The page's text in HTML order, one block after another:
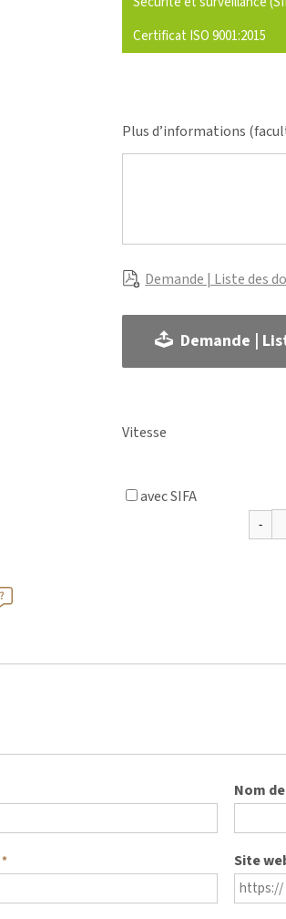
Certificat ISO 9001:2015
Plus d’informations
Demande | Liste des
Demande |
Vitesse
avec SIFA
Nom
* Site